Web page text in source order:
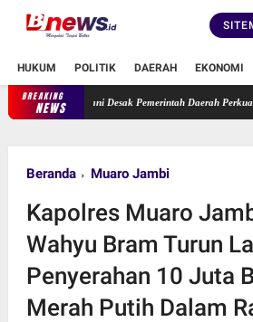
HUKUM POLITIK DAERAH EKONOMI
BREAKING
NEWS
Erma Suryani Desak Pemerintah Daerah Perkuat
Beranda Muaro Jambi
Kapolres Muaro
Wahyu Bram Turun
Penyerahan 10 Juta
Merah Putih Dalam